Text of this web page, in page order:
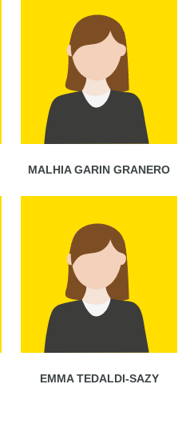
MALHIA GARIN GRANERO
EMMA TEDALDI-SAZY